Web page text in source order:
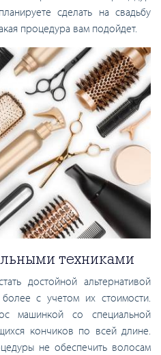
сделать на свадьбу
процедура вам подойдет.
техниками
достойной альтернативой
с учетом их стоимости.
машинкой со специальной
кончиков по всей длине.
не обеспечить волосам